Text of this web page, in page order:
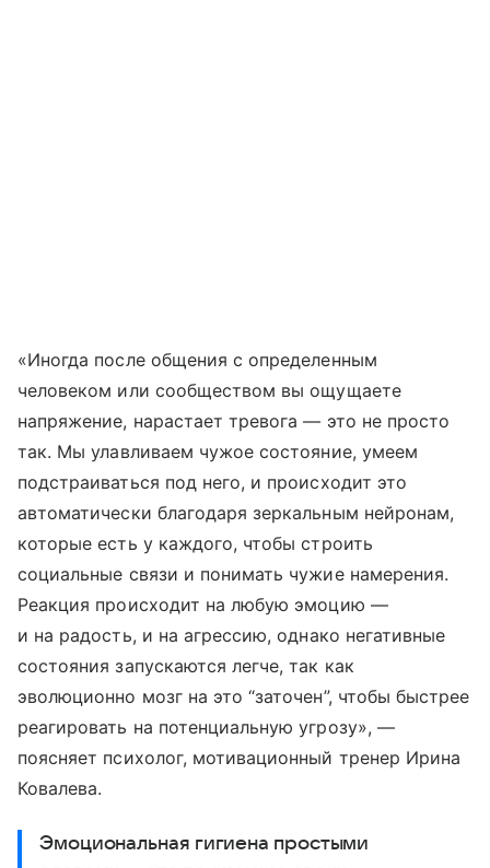
«Иногда после общения с определенным
человеком или сообществом вы ощущаете
напряжение, нарастает тревога — это не просто
так. Мы улавливаем чужое состояние, умеем
подстраиваться под него, и происходит это
автоматически благодаря зеркальным нейронам,
которые есть у каждого, чтобы строить
социальные связи и понимать чужие намерения.
Реакция происходит на любую эмоцию —
и на радость, и на агрессию, однако негативные
состояния запускаются легче, так как
эволюционно мозг на это “заточен”, чтобы быстрее
реагировать на потенциальную угрозу», —
поясняет психолог, мотивационный тренер Ирина
Ковалева.
Эмоциональная гигиена простыми